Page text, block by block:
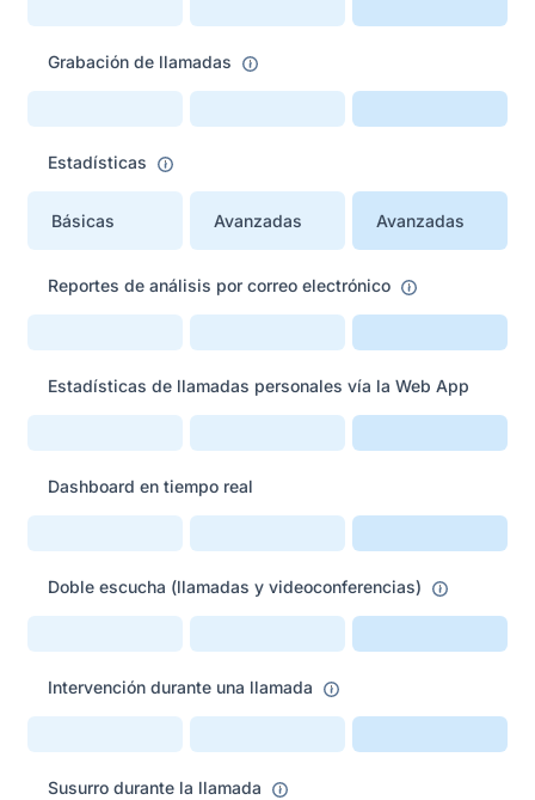
Grabación de llamadas
Estadísticas
Básicas Avanzadas Avanzadas
Reportes de análisis por correo electrónico
Estadísticas de llamadas personales vía la Web App
Dashboard en tiempo real
Doble escucha (llamadas y videoconferencias)
Intervención durante una llamada
Susurro durante la llamada